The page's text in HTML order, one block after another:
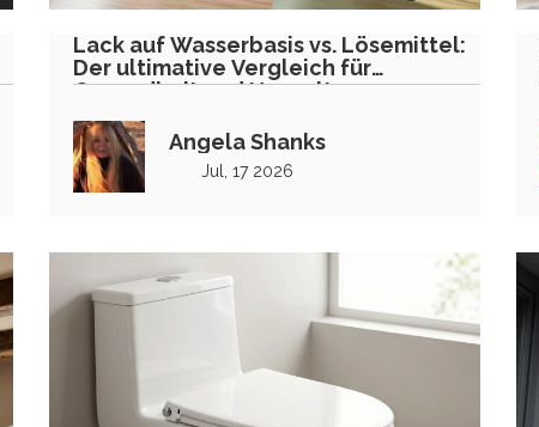
Lack auf Wasserbasis vs. Lösemittel:
Der ultimative Vergleich für
Gesundheit und Umwelt
Angela Shanks
Jul, 17 2026